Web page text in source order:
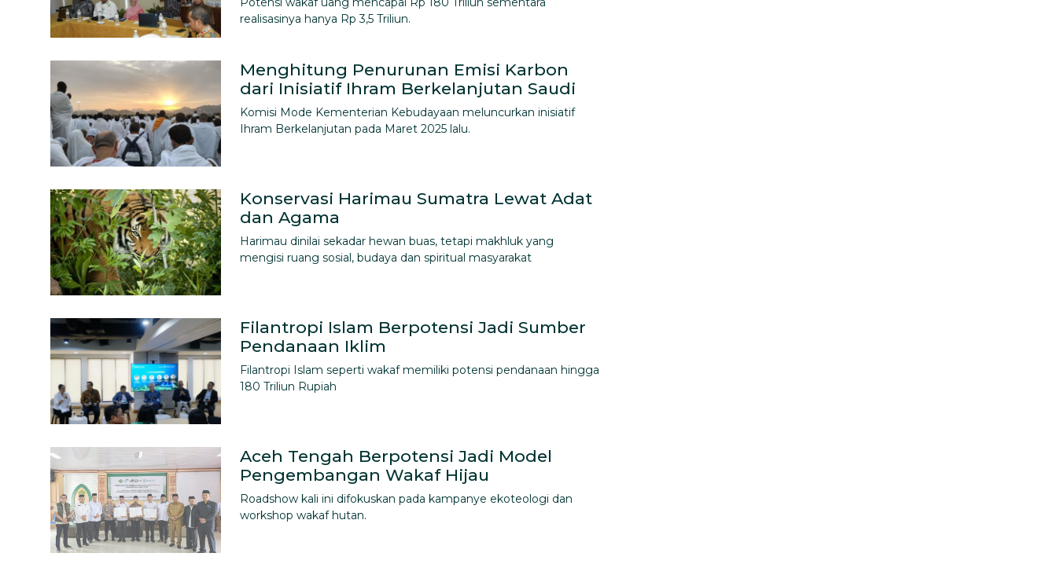
realisasinya hanya Rp 3,5 Triliun.
Menghitung Penurunan Emisi Karbon
dari Inisiatif Ihram Berkelanjutan Saudi
Komisi Mode Kementerian Kebudayaan meluncurkan inisiatif
Ihram Berkelanjutan pada Maret 2025 lalu.
Konservasi Harimau Sumatra Lewat Adat
dan Agama
Harimau dinilai sekadar hewan buas, tetapi makhluk yang
mengisi ruang sosial, budaya dan spiritual masyarakat
Filantropi Islam Berpotensi Jadi Sumber
Pendanaan Iklim
Filantropi Islam seperti wakaf memiliki potensi pendanaan hingga
180 Triliun Rupiah
Aceh Tengah Berpotensi Jadi Model
Pengembangan Wakaf Hijau
Roadshow kali ini difokuskan pada kampanye ekoteologi dan
workshop wakaf hutan.